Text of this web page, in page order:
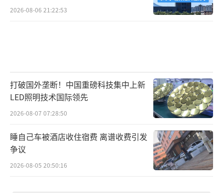
2026-08-06 21:22:53
打破国外垄断！中国重磅科技集中上新
LED照明技术国际领先
2026-08-07 07:28:50
睡自己车被酒店收住宿费 离谱收费引发
争议
2026-08-05 20:50:16